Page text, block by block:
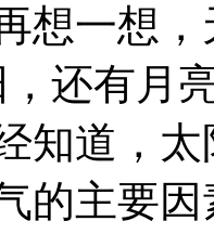
想一想
还有月
知道，
的主要